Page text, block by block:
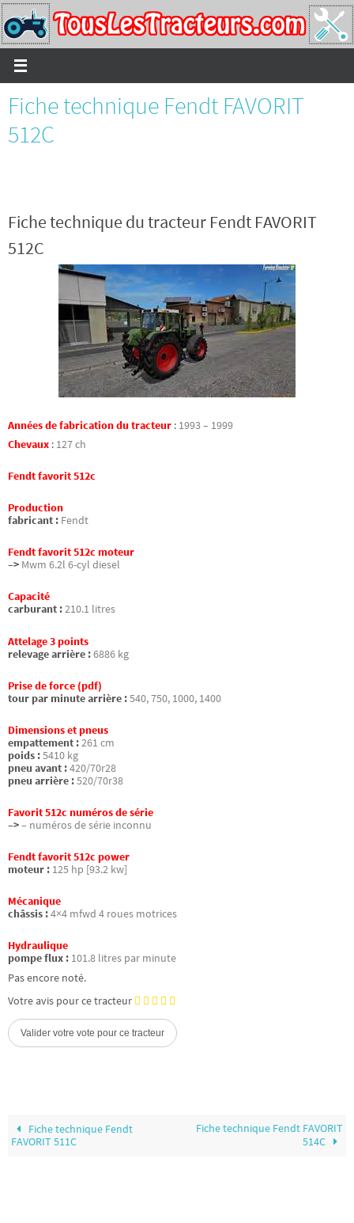
Passer
vers
le
contenu
Fiche technique Fendt FAVORIT
512C
Fiche technique du tracteur Fendt FAVORIT
512C
Années de fabrication du tracteur : 1993 – 1999
Chevaux : 127 ch
Fendt favorit 512c
Production
fabricant : Fendt
Fendt favorit 512c moteur
–> Mwm 6.2l 6-cyl diesel
Capacité
carburant :210.1 litres
Attelage 3 points
relevage arrière :6886 kg
Prise de force (pdf)
tour par minute arrière :540, 750, 1000, 1400
Dimensions et pneus
empattement :261 cm
poids :5410 kg
pneu avant :420/70r28
pneu arrière :520/70r38
Favorit 512c numéros de série
–>– numéros de série inconnu
Fendt favorit 512c power
moteur : 125 hp [93.2 kw]
Mécanique
châssis :4×4 mfwd 4 roues motrices
Hydraulique
pompe flux : 101.8 litres par minute
Pas encore noté.
Votre avis pour ce tracteur
Fiche technique Fendt
FAVORIT 511C
Fiche technique Fendt FAVORIT
514C